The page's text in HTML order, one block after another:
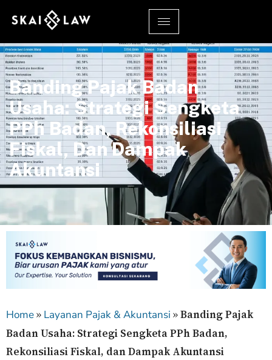
Banding Pajak Badan
Usaha: Strategi Sengketa
PPh Badan, Rekonsiliasi
Fiskal, Dan Dampak
Akuntansi
Home» Layanan Pajak & Akuntansi »Banding Pajak
Badan Usaha: Strategi Sengketa PPh Badan,
Rekonsiliasi Fiskal, dan Dampak Akuntansi